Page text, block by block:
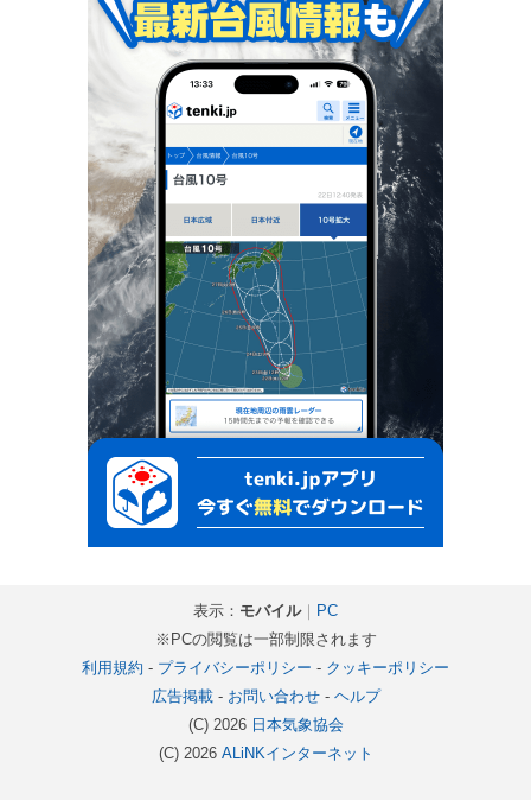
表示： モバイル｜ PC
※PCの閲覧は一部制限されます
利用規約 - プライバシーポリシー - クッキーポリシー
広告掲載- お問い合わせ- ヘルプ
(C) 2026 日本気象協会
(C) 2026 ALiNKインターネット